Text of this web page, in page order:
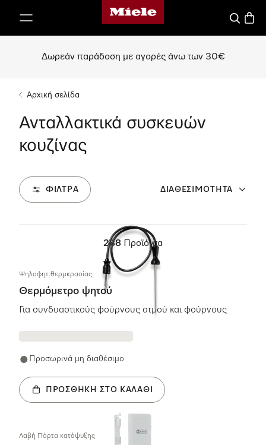
Αρχική σελίδα της Miele
Δωρεάν παράδοση με αγορές άνω των 30€
Αρχική σελίδα
Ανταλλακτικά συσκευών
κουζίνας
ΦΊΛΤΡΑ ΔΙΑΘΕΣΙΜΌΤΗΤΑ
288 Προϊόντα
Ψηλαφητ.θερμκρασίας
Θερμόμετρο ψητού
Για συνδυαστικούς φούρνους ατμού και φούρνους
Προσωρινά μη διαθέσιμο
ΠΡΟΣΘΉΚΗ ΣΤΟ ΚΑΛΆΘΙ
Λαβή Πόρτα κατάψυξης